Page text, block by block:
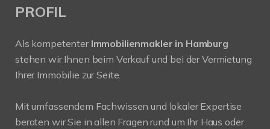
PROFIL
Als kompetenter Immobilienmakler in Hamburg
stehen wir Ihnen beim Verkauf und bei der Vermietung
Ihrer Immobilie zur Seite.
Mit umfassendem Fachwissen und lokaler Expertise
beraten wir Sie in allen Fragen rund um Ihr Haus oder